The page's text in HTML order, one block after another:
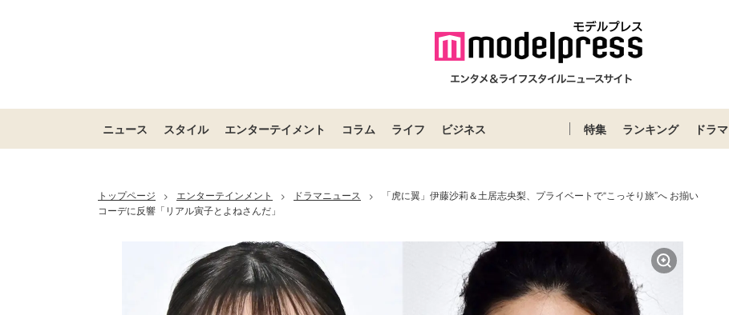
ニュース スタイル エンターテイメント コラム ライフ ビジネス 特集 ランキング ドラマ
トップページ > エンターテインメント > ドラマニュース >
「虎に翼」伊藤沙莉＆土居志央梨、プライベートで“こっそり旅”へ お揃い
コーデに反響「リアル寅子とよねさんだ」